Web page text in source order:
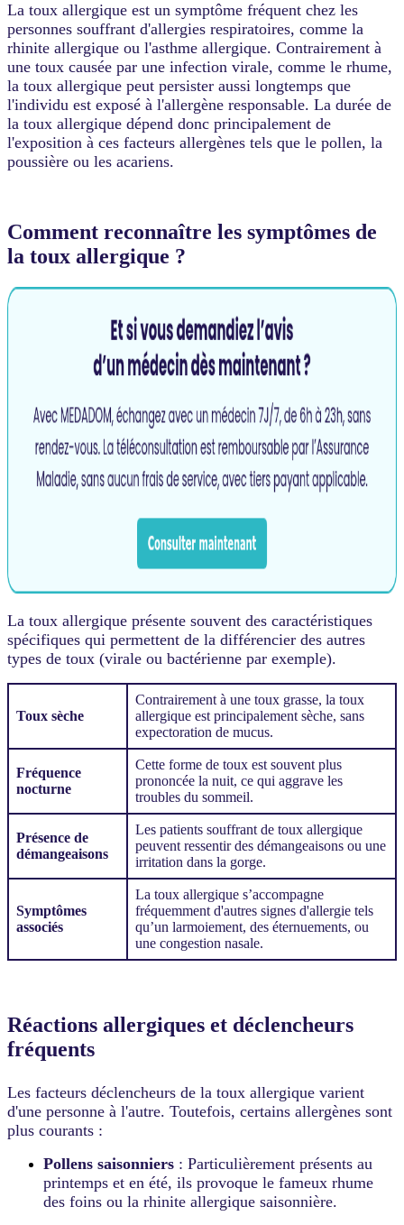
La toux allergique est un symptôme fréquent chez les
personnes souffrant d'allergies respiratoires, comme la
rhinite allergique ou l'asthme allergique. Contrairement à
une toux causée par une infection virale, comme le rhume,
la toux allergique peut persister aussi longtemps que
l'individu est exposé à l'allergène responsable. La durée de
la toux allergique dépend donc principalement de
l'exposition à ces facteurs allergènes tels que le pollen, la
poussière ou les acariens.
Comment reconnaître les symptômes de
la toux allergique ?
La toux allergique présente souvent des caractéristiques
spécifiques qui permettent de la différencier des autres
types de toux (virale ou bactérienne par exemple).
Toux sèche
Contrairement à une toux grasse, la toux
allergique est principalement sèche, sans
expectoration de mucus.
Fréquence
nocturne
Cette forme de toux est souvent plus
prononcée la nuit, ce qui aggrave les
troubles du sommeil.
Présence de
démangeaisons
Les patients souffrant de toux allergique
peuvent ressentir des démangeaisons ou une
irritation dans la gorge.
Symptômes
associés
La toux allergique s’accompagne
fréquemment d'autres signes d'allergie tels
qu’un larmoiement, des éternuements, ou
une congestion nasale.
Réactions allergiques et déclencheurs
fréquents
Les facteurs déclencheurs de la toux allergique varient
d'une personne à l'autre. Toutefois, certains allergènes sont
plus courants :
Pollens saisonniers : Particulièrement présents au
printemps et en été, ils provoque le fameux rhume
des foins ou la rhinite allergique saisonnière.